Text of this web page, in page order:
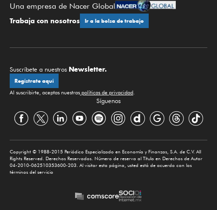
Una empresa de Nacer Global
Trabaja con nosotros Ir a la bolsa de trabajo
Suscríbete a nuestros Newsletter.
Regístrate aquí
Al suscribirte, aceptas nuestras políticas de privacidad.
Síguenos
Copyright © 1988-2015 Periódico Especializado en Economía y Finanzas, S.A. de C.V. All
Rights Reserved. Derechos Reservados. Número de reserva al Título en Derechos de Autor
04-2010-062510353600-203. Al visitar esta página, usted está de acuerdo con los
términos del servicio